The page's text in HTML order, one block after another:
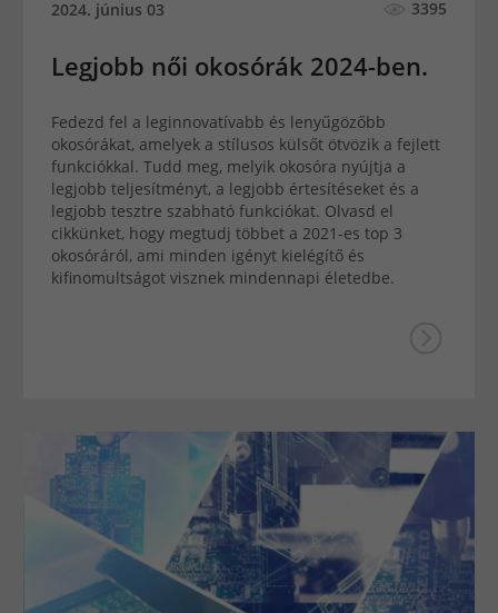
2024. június 03 3395
Legjobb női okosórák 2024-ben.
Fedezd fel a leginnovatívabb és lenyűgözőbb
okosórákat, amelyek a stílusos külsőt ötvözik a fejlett
funkciókkal. Tudd meg, melyik okosóra nyújtja a
legjobb teljesítményt, a legjobb értesítéseket és a
legjobb tesztre szabható funkciókat. Olvasd el
cikkünket, hogy megtudj többet a 2021-es top 3
okosóráról, ami minden igényt kielégítő és
kifinomultságot visznek mindennapi életedbe.